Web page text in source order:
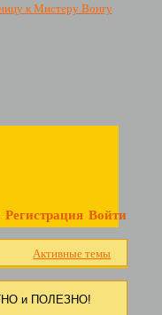
Регистрация Войти
Активные темы
и ПОЛЕЗНО!